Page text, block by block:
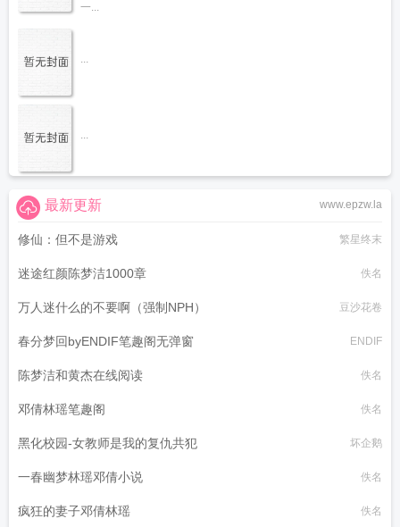
一...
...
...
www.epzw.la
最新更新
修仙：但不是游戏 繁星终末
迷途红颜陈梦洁1000章 佚名
万人迷什么的不要啊（强制NPH） 豆沙花卷
春分梦回byENDIF笔趣阁无弹窗 ENDIF
陈梦洁和黄杰在线阅读 佚名
邓倩林瑶笔趣阁 佚名
黑化校园-女教师是我的复仇共犯 坏企鹅
一春幽梦林瑶邓倩小说 佚名
疯狂的妻子邓倩林瑶 佚名